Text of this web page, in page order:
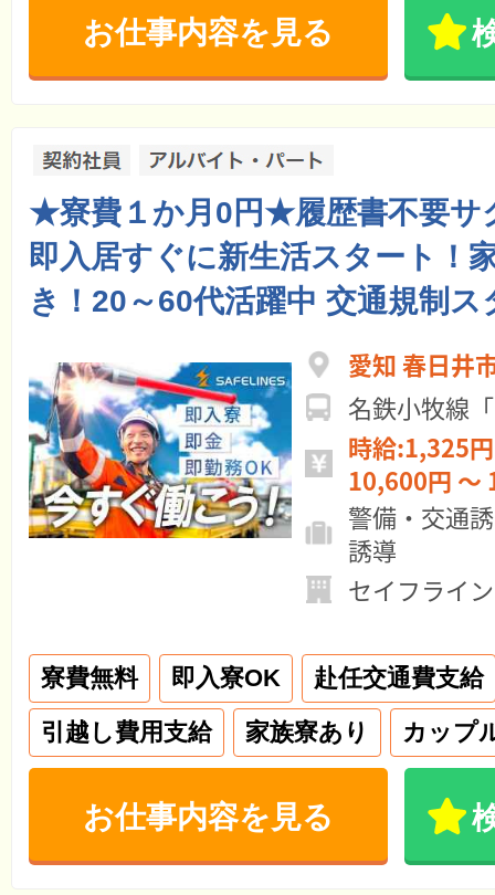
お仕事内容を見る
★寮費１か月0円★履歴書不要サ
即入居すぐに新生活スタート！
き！20～60代活躍中 交通規制ス
愛知 春日井
名鉄小牧線
時給:1,325
10,600円 ～
警備・交通
誘導
セイフライ
寮費無料 即入寮OK
赴任交通費支給
引越し費用支給
家族寮あり カップ
お仕事内容を見る